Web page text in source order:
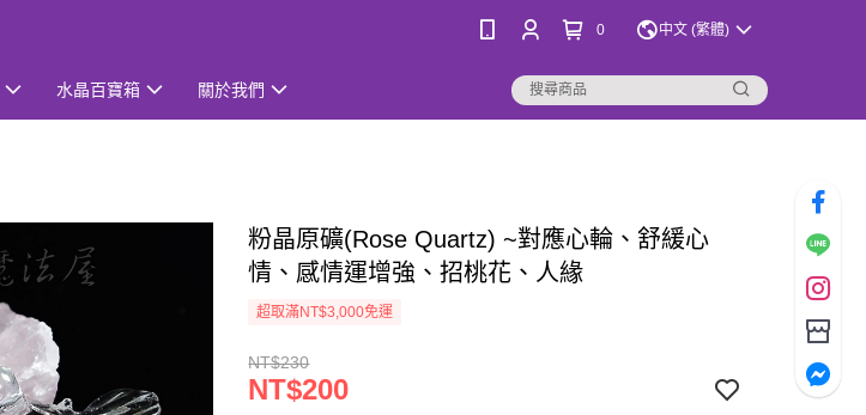
0 中文 (繁體)
水晶百寶箱 關於我們
粉晶原礦(Rose Quartz) ~對應心輪、舒緩心
情、感情運增強、招桃花、人緣
超取滿NT$3,000免運
NT$230
NT$200